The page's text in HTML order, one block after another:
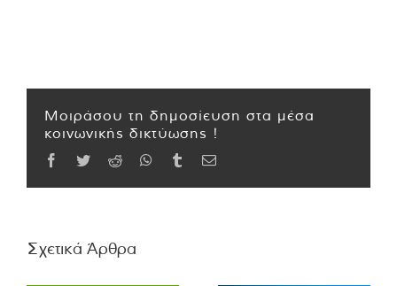
Μοιράσου τη δημοσίευση στα μέσα
κοινωνικής δικτύωσης !
Facebook
TwitterReddit WhatsApp
TumblrEmail
Σχετικά Άρθρα